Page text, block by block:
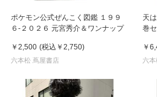
ポケモン公式ぜんこく図鑑 １９９
６-２０２６ 元宮秀介＆ワンナップ
￥2,500 (税込 ￥2,750)
六本松 蔦屋書店
天
巻
￥
六